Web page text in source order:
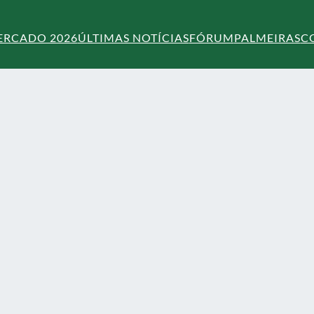
2026ÚLTIMAS NOTÍCIASFÓRUMPALMEIRAS